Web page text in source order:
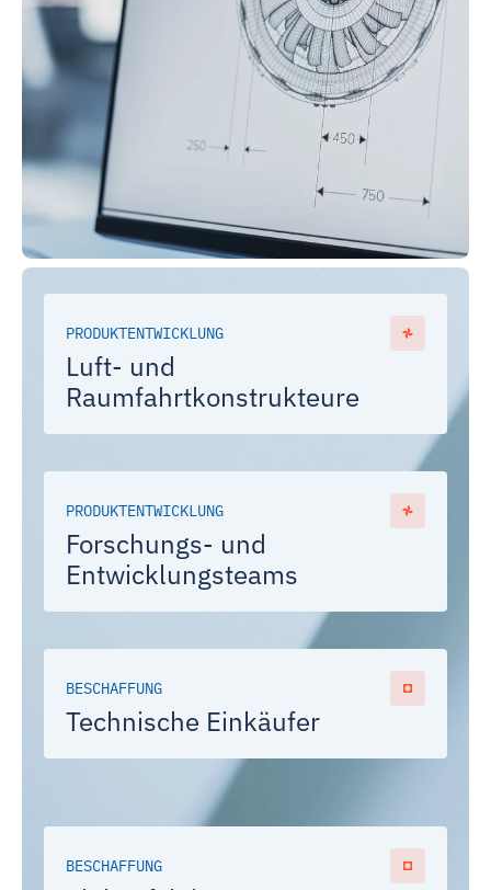
PRODUKTENTWICKLUNG
Luft- und
Raumfahrtkonstrukteure
PRODUKTENTWICKLUNG
Forschungs- und
Entwicklungsteams
BESCHAFFUNG
Technische Einkäufer
BESCHAFFUNG